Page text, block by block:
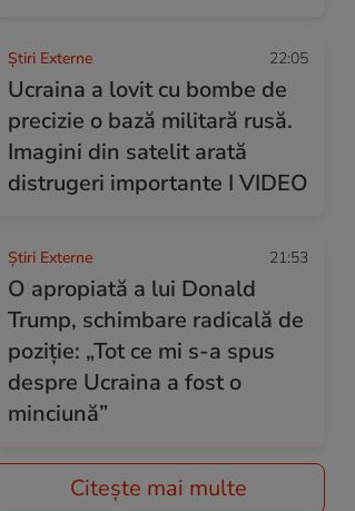
Știri Externe 22:05
Ucraina a lovit cu bombe de
precizie o bază militară rusă.
Imagini din satelit arată
distrugeri importante I VIDEO
Știri Externe 21:53
O apropiată a lui Donald
Trump, schimbare radicală de
poziție: „Tot ce mi s-a spus
despre Ucraina a fost o
minciună”
Citește mai multe